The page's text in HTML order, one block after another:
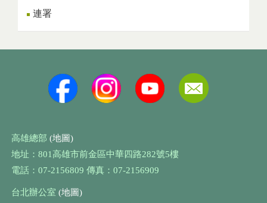
連署
高雄總部 (地圖)
地址：801高雄市前金區中華四路282號5樓
電話：07-2156809 傳真：07-2156909
台北辦公室 (地圖)